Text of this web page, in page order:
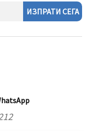
ИЗПРАТИ СЕГА